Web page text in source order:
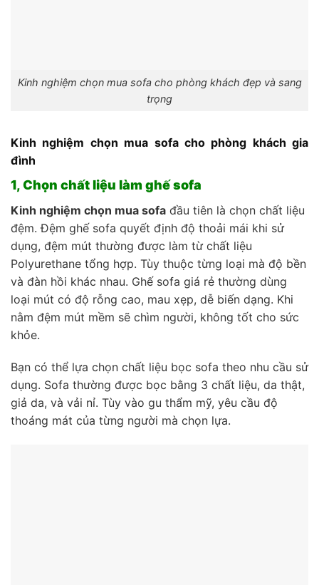
Kinh nghiệm chọn mua sofa cho phòng khách đẹp và sang
trọng
Kinh nghiệm chọn mua sofa cho phòng khách gia
đình
1, Chọn chất liệu làm ghế sofa
Kinh nghiệm chọn mua sofa đầu tiên là chọn chất liệu
đệm. Đệm ghế sofa quyết định độ thoải mái khi sử
dụng, đệm mút thường được làm từ chất liệu
Polyurethane tổng hợp. Tùy thuộc từng loại mà độ bền
và đàn hồi khác nhau. Ghế sofa giá rẻ thường dùng
loại mút có độ rỗng cao, mau xẹp, dễ biến dạng. Khi
nằm đệm mút mềm sẽ chìm người, không tốt cho sức
khỏe.
Bạn có thể lựa chọn chất liệu bọc sofa theo nhu cầu sử
dụng. Sofa thường được bọc bằng 3 chất liệu, da thật,
giả da, và vải nỉ. Tùy vào gu thẩm mỹ, yêu cầu độ
thoáng mát của từng người mà chọn lựa.